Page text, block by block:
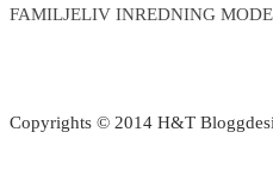
FAMILJELIV INREDNING MODE
Copyrights © 2014 H&T